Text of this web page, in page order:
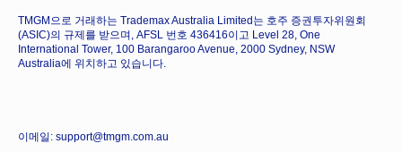
TMGM으로 거래하는 Trademax Australia Limited는 호주 증권투자위원회
(ASIC)의 규제를 받으며, AFSL 번호 436416이고 Level 28, One
International Tower, 100 Barangaroo Avenue, 2000 Sydney, NSW
Australia에 위치하고 있습니다.
이메일: support@tmgm.com.au